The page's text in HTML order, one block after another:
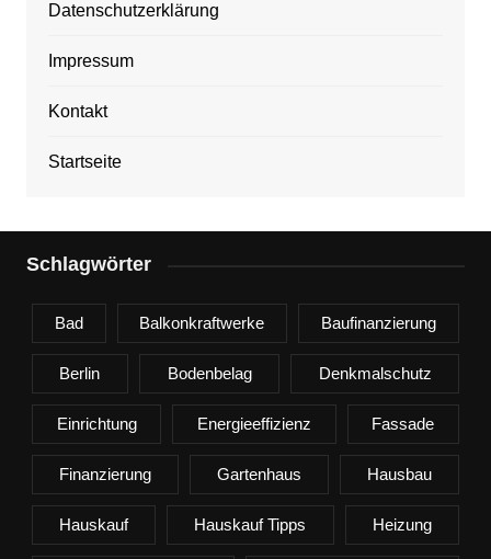
Datenschutzerklärung
Impressum
Kontakt
Startseite
Schlagwörter
Bad Balkonkraftwerke Baufinanzierung
Berlin Bodenbelag Denkmalschutz
Einrichtung Energieeffizienz Fassade
Finanzierung Gartenhaus Hausbau
Hauskauf Hauskauf Tipps Heizung